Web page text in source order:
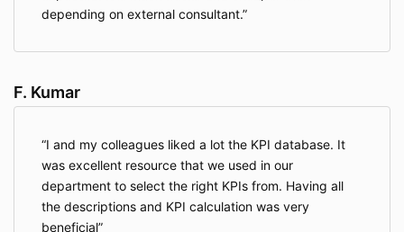
depending on external consultant.
F. Kumar
I and my colleagues liked a lot the KPI database. It
was excellent resource that we used in our
department to select the right KPIs from. Having all
the descriptions and KPI calculation was very
beneficial